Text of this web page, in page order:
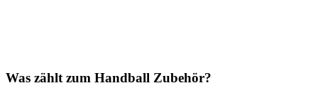
Was zählt zum Handball Zubehör?